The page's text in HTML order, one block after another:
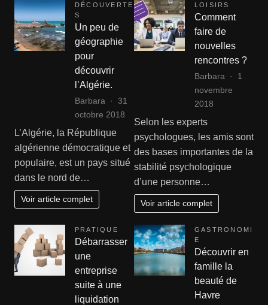
DÉCOUVERTE
S
Un peu de
géographie
pour
découvrir
l’Algérie.
Barbara
31
octobre 2018
L’Algérie, la République
algérienne démocratique et
populaire, est un pays situé
dans le nord de…
Voir article complet
LOISIRS
Comment
faire de
nouvelles
rencontres ?
Barbara
1
novembre
2018
Selon les experts
psychologues, les amis sont
des bases importantes de la
stabilité psychologique
d’une personne…
Voir article complet
PRATIQUE
Débarrasser
une
entreprise
suite à une
liquidation
GASTRONOMI
E
Découvrir en
famille la
beauté de
Havre